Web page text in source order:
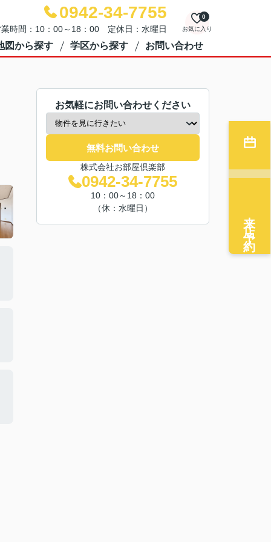
0942-34-7755
時間：10：00～18：00 定休日：水曜日 お気に入り
0
図から探す 学区から探す お問い合わせ
お気軽にお問い合わせください
無料お問い合わせ
株式会社お部屋倶楽部
0942-34-7755
10：00～18：00
（休：水曜日）
来店予約